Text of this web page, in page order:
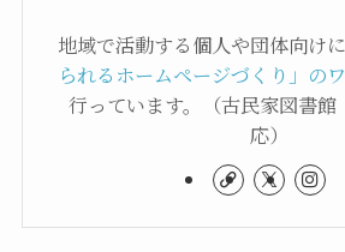
地域で活動する個人や団体向けに
られるホームページづくり」の
行っています。（古民家図書館
応）